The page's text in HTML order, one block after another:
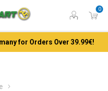
0
for Orders Over 39.99€!